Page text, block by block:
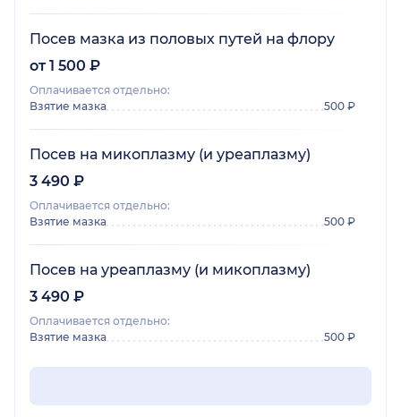
Посев мазка из половых путей на флору
от 1 500 ₽
Оплачивается отдельно:
Взятие мазка
500 ₽
Посев на микоплазму (и уреаплазму)
3 490 ₽
Оплачивается отдельно:
Взятие мазка
500 ₽
Посев на уреаплазму (и микоплазму)
3 490 ₽
Оплачивается отдельно:
Взятие мазка
500 ₽